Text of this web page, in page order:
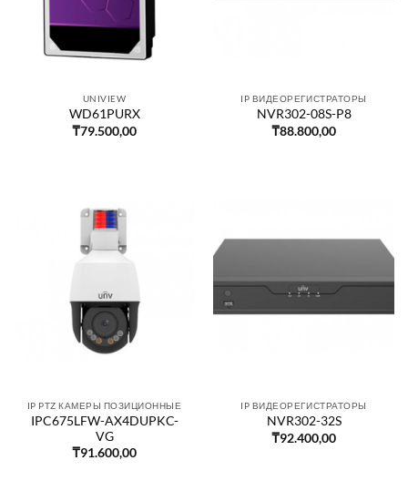
UNIVIEW
WD61PURX
₸79.500,00
IP ВИДЕОРЕГИСТРАТОРЫ
NVR302-08S-P8
₸88.800,00
IP PTZ КАМЕРЫ ПОЗИЦИОННЫЕ
IPC675LFW-AX4DUPKC-
VG
₸91.600,00
IP ВИДЕОРЕГИСТРАТОРЫ
NVR302-32S
₸92.400,00